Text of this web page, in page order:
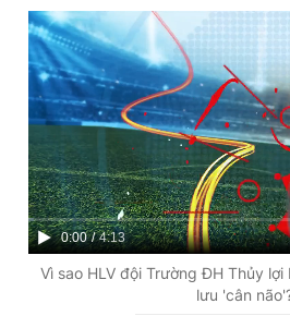
C
u
0:00 / D
u
4:13
Vì sao HLV đội Trường ĐH Thủy
lưu 'cân